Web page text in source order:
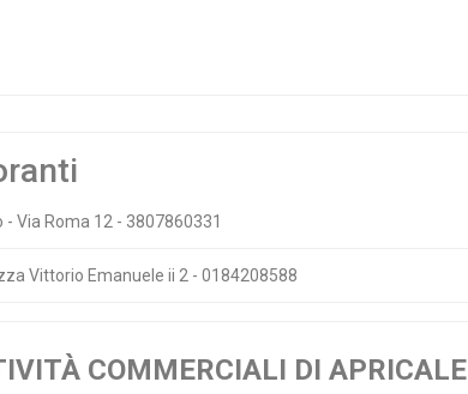
Via Roma 12 - 3807860331
Vittorio Emanuele ii 2 - 0184208588
COMMERCIALI DI APRICALE